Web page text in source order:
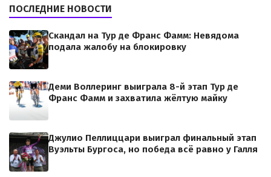
ПОСЛЕДНИЕ НОВОСТИ
Скандал на Тур де Франс Фамм: Невядома
подала жалобу на блокировку
Деми Воллеринг выиграла 8-й этап Тур де
Франс Фамм и захватила жёлтую майку
Джулио Пеллиццари выиграл финальный этап
Вуэльты Бургоса, но победа всё равно у Галля